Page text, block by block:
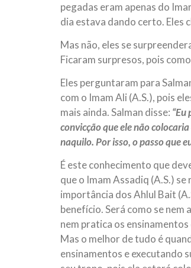
pegadas eram apenas do
dia estava dando certo. Eles
Mas não, eles se
Ficaram surpresos, pois
Eles perguntaram para
com o Imam Ali (A.S.), pois
mais ainda. Salman disse: “Eu
convicção que ele não
naquilo. Por isso, o passo que
É este conhecimento que
que o Imam Assadiq (A.S.)
importância dos Ahlul Bait
benefício. Será como se nem
nem pratica os
Mas o melhor de tudo é
ensinamentos e executando